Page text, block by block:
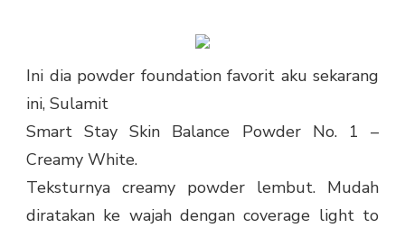
Ini dia powder foundation favorit aku sekarang
ini, Sulamit
Smart Stay Skin Balance Powder No. 1 –
Creamy White.
Teksturnya creamy powder lembut. Mudah
diratakan ke wajah dengan coverage light to